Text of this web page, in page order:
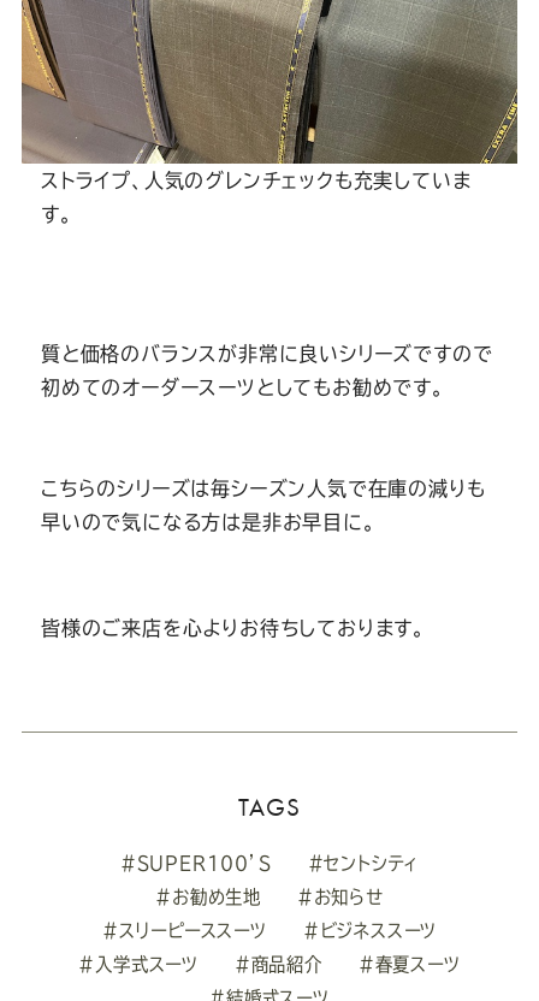
ストライプ、人気のグレンチェックも充実していま
す。
質と価格のバランスが非常に良いシリーズですので
初めてのオーダースーツとしてもお勧めです。
こちらのシリーズは毎シーズン人気で在庫の減りも
早いので気になる方は是非お早目に。
皆様のご来店を心よりお待ちしております。
TAGS
#SUPER100’S
#セントシティ
#お勧め生地
#お知らせ
#スリーピーススーツ
#ビジネススーツ
#入学式スーツ
#商品紹介
#春夏スーツ